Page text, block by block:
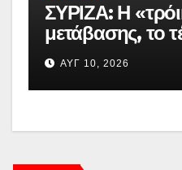
ΣΥΡΙΖΑ: Η
μετάβασης, το
αναμονής
μάχη για την
ΑΥΓ 10, 2026